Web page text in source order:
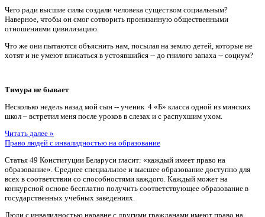
Чего ради высшие силы создали человека существом социальным?
Наверное, чтобы он смог сотворить пронизанную общественными
отношениями цивилизацию.
Что же они пытаются объяснить нам, посылая на землю детей, которые не
хотят и не умеют вписаться в устоявшийся -- до гнилого запаха -- социум?
Тимура не бывает
Несколько недель назад мой сын -- ученик 4 «Б» класса одной из минских
школ – встретил меня после уроков в слезах и с распухшим ухом.
Читать далее »
Право людей с инвалидностью на образование
Статья 49 Конституции Беларуси гласит: «каждый имеет право на
образование». Среднее специальное и высшее образование доступно для
всех в соответствии со способностями каждого. Каждый может на
конкурсной основе бесплатно получить соответствующее образование в
государственных учебных заведениях.
Люди с инвалидностью наравне с другими гражданами имеют право на